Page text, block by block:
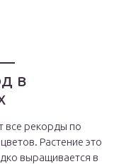
—
в
все рекорды по
Растение это
выращивается в